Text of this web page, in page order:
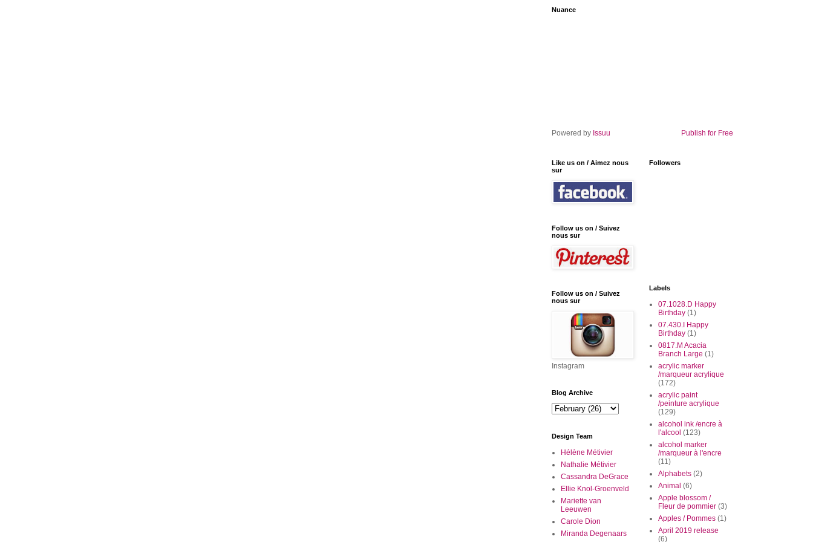
Nuance
Powered by Issuu Publish for Free
Like us on / Aimez nous
sur
Follow us on / Suivez
nous sur
Follow us on / Suivez
nous sur
Instagram
Blog Archive
Design Team
Hélène Métivier
Nathalie Métivier
Cassandra DeGrace
Ellie Knol-Groenveld
Mariette van
Leeuwen
Carole Dion
Miranda Degenaars
Followers
Labels
07.1028.D Happy
Birthday (1)
07.430.I Happy
Birthday (1)
0817.M Acacia
Branch Large (1)
acrylic marker
/marqueur acrylique
(172)
acrylic paint
/peinture acrylique
(129)
alcohol ink /encre à
l'alcool (123)
alcohol marker
/marqueur à l'encre
(11)
Alphabets (2)
Animal (6)
Apple blossom /
Fleur de pommier (3)
Apples / Pommes (1)
April 2019 release
(6)